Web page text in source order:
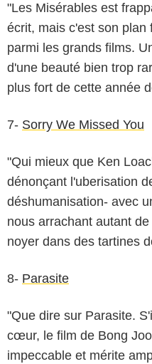
"Les Misérables est
écrit, mais c'est son
parmi les grands films.
d'une beauté bien trop
plus fort de cette année
7- Sorry We Missed You
"Qui mieux que Ken
dénonçant l'uberisation
déshumanisation- avec
nous arrachant autant
noyer dans des tartines
8- Parasite
"Que dire sur Parasite.
cœur, le film de Bong
impeccable et mérite